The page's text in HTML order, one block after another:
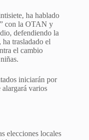
ha hablado
con la OTAN y
defendiendo la
trasladado el
el cambio
iniciarán por
alargará varios
elecciones locales